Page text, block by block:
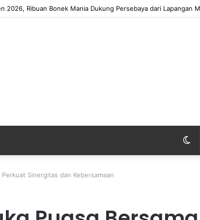
Ribuan Bonek Mania Dukung Persebaya dari Lapangan
Sinergitas dan Kebersamaan